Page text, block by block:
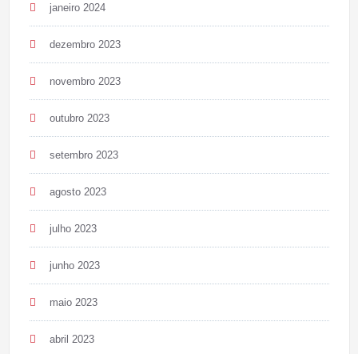
janeiro 2024
dezembro 2023
novembro 2023
outubro 2023
setembro 2023
agosto 2023
julho 2023
junho 2023
maio 2023
abril 2023